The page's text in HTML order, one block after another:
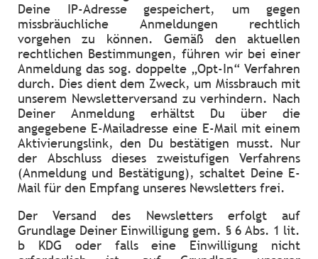
Deine IP-Adresse gespeichert, um gegen
missbräuchliche Anmeldungen rechtlich
vorgehen zu können. Gemäß den aktuellen
rechtlichen Bestimmungen, führen wir bei einer
Anmeldung das sog. doppelte „Opt-In“ Verfahren
durch. Dies dient dem Zweck, um Missbrauch mit
unserem Newsletterversand zu verhindern. Nach
Deiner Anmeldung erhältst Du über die
angegebene E-Mailadresse eine E-Mail mit einem
Aktivierungslink, den Du bestätigen musst. Nur
der Abschluss dieses zweistufigen Verfahrens
(Anmeldung und Bestätigung), schaltet Deine E-
Mail für den Empfang unseres Newsletters frei.
Der Versand des Newsletters erfolgt auf
Grundlage Deiner Einwilligung gem. § 6 Abs. 1 lit.
b KDG oder falls eine Einwilligung nicht